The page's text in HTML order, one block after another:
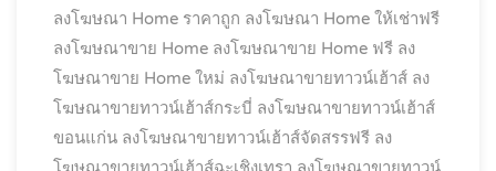
ลงโฆษณา Home ราคาถูก ลงโฆษณา Home ให้เช่าฟรี
ลงโฆษณาขาย Home ลงโฆษณาขาย Home ฟรี ลง
โฆษณาขาย Home ใหม่ ลงโฆษณาขายทาวน์เฮ้าส์ ลง
โฆษณาขายทาวน์เฮ้าส์กระบี่ ลงโฆษณาขายทาวน์เฮ้าส์
ขอนแก่น ลงโฆษณาขายทาวน์เฮ้าส์จัดสรรฟรี ลง